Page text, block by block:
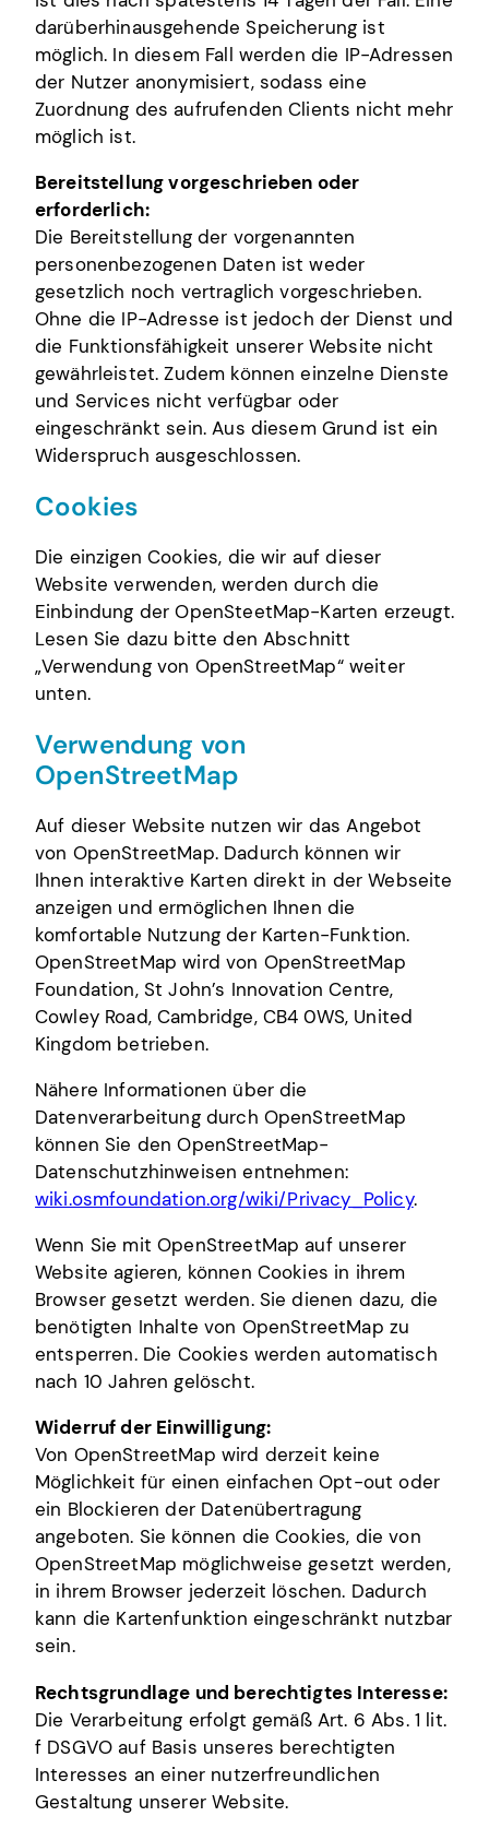
darüberhinausgehende Speicherung ist
möglich. In diesem Fall werden die IP-Adressen
der Nutzer anonymisiert, sodass eine
Zuordnung des aufrufenden Clients nicht mehr
möglich ist.
Bereitstellung vorgeschrieben oder
erforderlich:
Die Bereitstellung der vorgenannten
personenbezogenen Daten ist weder
gesetzlich noch vertraglich vorgeschrieben.
Ohne die IP-Adresse ist jedoch der Dienst und
die Funktionsfähigkeit unserer Website nicht
gewährleistet. Zudem können einzelne Dienste
und Services nicht verfügbar oder
eingeschränkt sein. Aus diesem Grund ist ein
Widerspruch ausgeschlossen.
Cookies
Die einzigen Cookies, die wir auf dieser
Website verwenden, werden durch die
Einbindung der OpenSteetMap-Karten erzeugt.
Lesen Sie dazu bitte den Abschnitt
„Verwendung von OpenStreetMap“ weiter
unten.
Verwendung von
OpenStreetMap
Auf dieser Website nutzen wir das Angebot
von OpenStreetMap. Dadurch können wir
Ihnen interaktive Karten direkt in der Webseite
anzeigen und ermöglichen Ihnen die
komfortable Nutzung der Karten-Funktion.
OpenStreetMap wird von OpenStreetMap
Foundation, St John’s Innovation Centre,
Cowley Road, Cambridge, CB4 0WS, United
Kingdom betrieben.
Nähere Informationen über die
Datenverarbeitung durch OpenStreetMap
können Sie den OpenStreetMap-
Datenschutzhinweisen entnehmen:
wiki.osmfoundation.org/wiki/Privacy_Policy.
Wenn Sie mit OpenStreetMap auf unserer
Website agieren, können Cookies in ihrem
Browser gesetzt werden. Sie dienen dazu, die
benötigten Inhalte von OpenStreetMap zu
entsperren. Die Cookies werden automatisch
nach 10 Jahren gelöscht.
Widerruf der Einwilligung:
Von OpenStreetMap wird derzeit keine
Möglichkeit für einen einfachen Opt-out oder
ein Blockieren der Datenübertragung
angeboten. Sie können die Cookies, die von
OpenStreetMap möglichweise gesetzt werden,
in ihrem Browser jederzeit löschen. Dadurch
kann die Kartenfunktion eingeschränkt nutzbar
sein.
Rechtsgrundlage und berechtigtes Interesse:
Die Verarbeitung erfolgt gemäß Art. 6 Abs. 1 lit.
f DSGVO auf Basis unseres berechtigten
Interesses an einer nutzerfreundlichen
Gestaltung unserer Website.